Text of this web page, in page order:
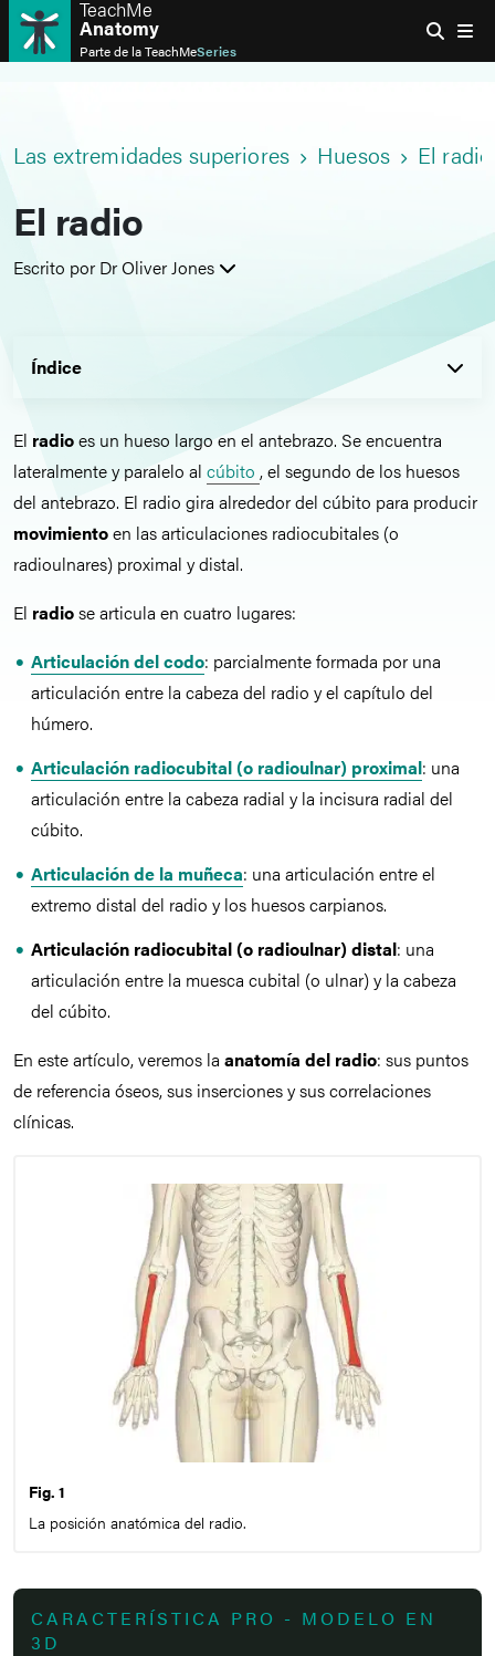
TeachMe
Anatomy
Parte de laTeachMeSeries
Las extremidades superiores Huesos El radio
El radio
Escrito por Dr Oliver Jones
Índice
El radioes un hueso largo en el antebrazo. Se encuentra
lateralmente y paralelo al cúbito , el segundo de los huesos
del antebrazo. El radio gira alrededor del cúbito para producir
movimientoen las articulaciones radiocubitales (o
radioulnares) proximal y distal.
El radiose articula en cuatro lugares:
Articulación del codo: parcialmente formada por una
articulación entre la cabeza del radio y el capítulo del
húmero.
Articulación radiocubital (o radioulnar) proximal: una
articulación entre la cabeza radial y la incisura radial del
cúbito.
Articulación de la muñeca: una articulación entre el
extremo distal del radio y los huesos carpianos.
Articulación radiocubital (o radioulnar) distal: una
articulación entre la muesca cubital (o ulnar) y la cabeza
del cúbito.
En este artículo, veremos la anatomía del radio: sus puntos
de referencia óseos, sus inserciones y sus correlaciones
clínicas.
Fig. 1
La posición anatómica del radio.
CARACTERÍSTICA PRO - MODELO EN
3D